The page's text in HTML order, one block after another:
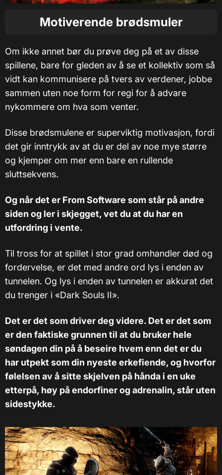
Motiverende brødsmuler
Om ikke annet bør du prøve deg på et av disse
spillene, bare for gleden av å se et kollektiv som så
vidt kan kommunisere på tvers av verdener, jobbe
sammen uten noe form for regi for å advare
nykommere om hva som venter.
Disse brødsmulene er superviktig motivasjon, fordi
det gir inntrykk av at du er del av noe mye større
og kjemper om mer enn bare en rullende
sluttsekvens.
Og når det er From Software som står på andre
siden og ler i skjegget, vet du at du har en
utfordring i vente.
Til tross for at spillet i stor grad omhandler død og
fordervelse, er det med andre ord lys i enden av
tunnelen. Og lys i enden av tunnelen er akkurat det
du trenger i «Dark Souls II».
Det er det som driver deg videre. Det er det som
er den faktiske grunnen til at du bruker hele
søndagen din på å beseire hvem enn det er du
har utpekt som din nyeste erkefiende, og hvorfor
følelsen av å sitte skjelven på hånda i en uke
etterpå, høy på endorfiner og adrenalin, står uten
sidestykke.